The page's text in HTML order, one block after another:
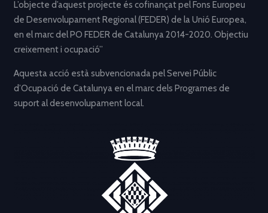
L’objecte d’aquest projecte és cofinançat pel Fons Europeu
de Desenvolupament Regional (FEDER) de la Unió Europea,
en el marc del PO FEDER de Catalunya 2014-2020. Objectiu
creixement i ocupació”
Aquesta acció està subvencionada pel Servei Públic
d’Ocupació de Catalunya en el marc dels Programes de
suport al desenvolupament local.